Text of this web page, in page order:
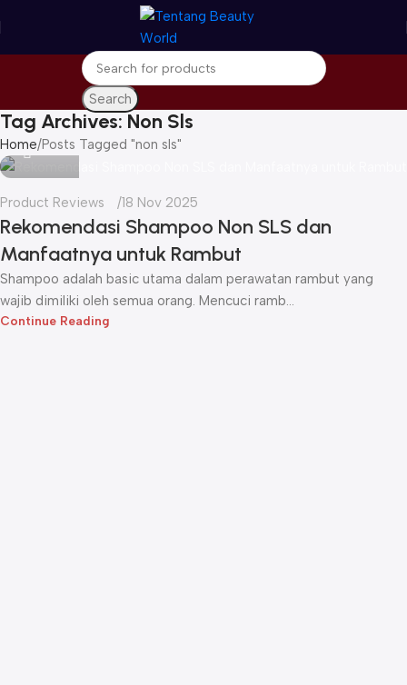
Search
Tag Archives: Non Sls
Home Posts Tagged "non sls"
seo
Product Reviews 18 Nov 2025
Rekomendasi Shampoo Non SLS dan
Manfaatnya untuk Rambut
Shampoo adalah basic utama dalam perawatan rambut yang
wajib dimiliki oleh semua orang. Mencuci ramb...
Continue Reading